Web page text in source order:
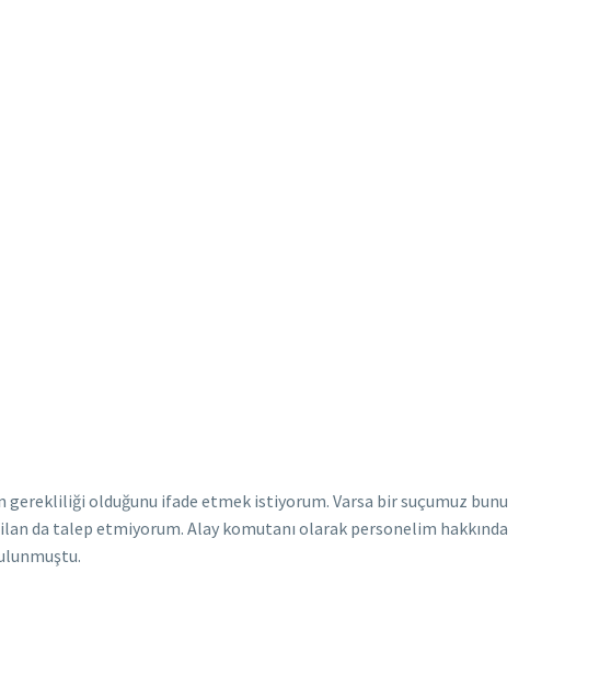
gerekliliği olduğunu ifade etmek istiyorum. Varsa bir suçumuz bunu
da talep etmiyorum. Alay komutanı olarak personelim hakkında